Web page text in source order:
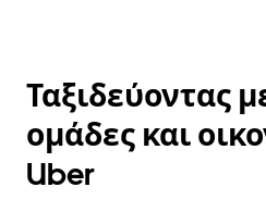
Ταξιδεύοντας
ομάδες και
Uber